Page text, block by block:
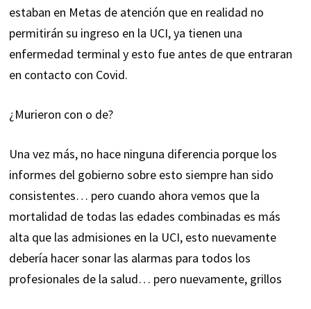
estaban en Metas de atención que en realidad no
permitirán su ingreso en la UCI, ya tienen una
enfermedad terminal y esto fue antes de que entraran
en contacto con Covid.
¿Murieron con o de?
Una vez más, no hace ninguna diferencia porque los
informes del gobierno sobre esto siempre han sido
consistentes… pero cuando ahora vemos que la
mortalidad de todas las edades combinadas es más
alta que las admisiones en la UCI, esto nuevamente
debería hacer sonar las alarmas para todos los
profesionales de la salud… pero nuevamente, grillos